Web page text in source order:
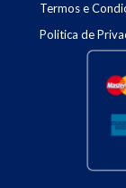
Termos e
Politica de